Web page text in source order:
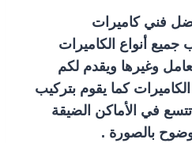
فني كاميرات
أنواع الكاميرات
وغيرها ويقدم لكم
كما يقوم بتركيب
تتسع في الأماكن الضيقة
بالصورة .